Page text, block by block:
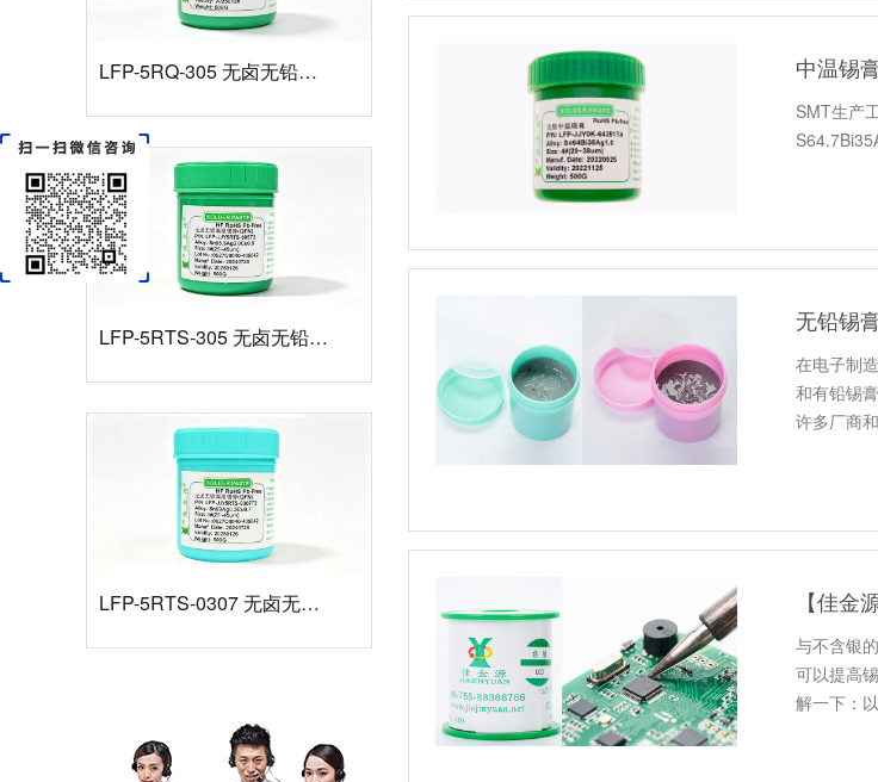
中温锡
SMT生产
无铅锡
在电子制
和有铅锡
许多厂商
【佳金
与不含银
可以提高
解一下：